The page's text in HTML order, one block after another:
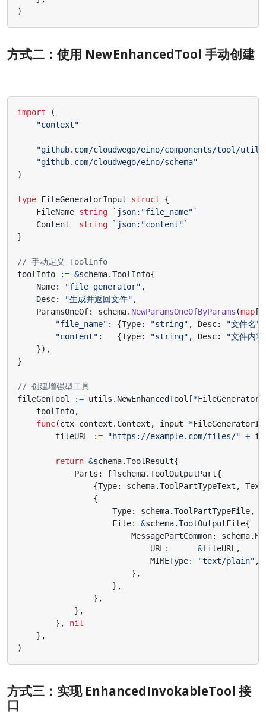
)
方式二：使用 NewEnhancedTool 手动创建
import
(
"context"
"github.com/cloudwego/eino/components/tool/
"github.com/cloudwego/eino/schema"
)
type FileGeneratorInput struct
{
FileName string
`json:"file_name"`
Content
string
`json:"content"`
}
// 手动定义 ToolInfo
toolInfo
:= &schema.ToolInfo{
Name: "file_generator" ,
Desc: "生成并返回文件" ,
ParamsOneOf: schema. NewParamsOneOfByParams (map [
"file_name" : {Type: "string" , Desc: "文件名"
"content" : {Type: "string" , Desc:
"文件内
}),
}
// 创建增强型工具
fileGenTool
:= utils . NewEnhancedTool [*
toolInfo,
func(ctx context . Context , input *
fileURL
:= "https://example.com/files/" +
return &schema.ToolResult{
Parts : [] schema.ToolOutputPart{
{Type: schema.ToolPartTypeText , Text
{
Type: schema.ToolPartTypeFile,
File: &schema.ToolOutputFile{
MessagePartCommon: schema.
URL : &fileURL ,
MIMEType: "text/plain" ,
},
},
},
},
},
nil
},
)
方式三：实现 EnhancedInvokableTool 接
口